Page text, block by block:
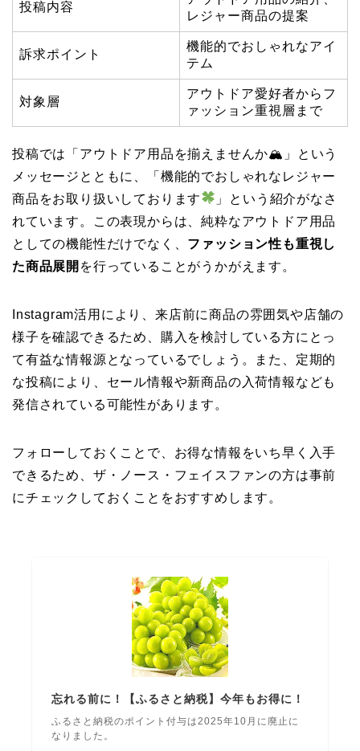
投稿内容
レジャー商品の提案
訴求ポイント
機能的でおしゃれなアイ
テム
対象層
アウトドア愛好者からフ
ァッション重視層まで
投稿では「アウトドア用品を揃えませんか🏔」という
メッセージとともに、「機能的でおしゃれなレジャー
商品をお取り扱いしております
」という紹介がなさ
れています。この表現からは、純粋なアウトドア用品
としての機能性だけでなく、 ファッション性も重視し
た商品展開 を行っていることがうかがえます。
Instagram活用により、来店前に商品の雰囲気や店舗の
様子を確認できるため、購入を検討している方にとっ
て有益な情報源となっているでしょう。また、定期的
な投稿により、セール情報や新商品の入荷情報なども
発信されている可能性があります。
フォローしておくことで、お得な情報をいち早く入手
できるため、ザ・ノース・フェイスファンの方は事前
にチェックしておくことをおすすめします。
忘れる前に！【ふるさと納税】今年もお得に！
ふるさと納税のポイント付与は2025年10月に廃止に
なりました。